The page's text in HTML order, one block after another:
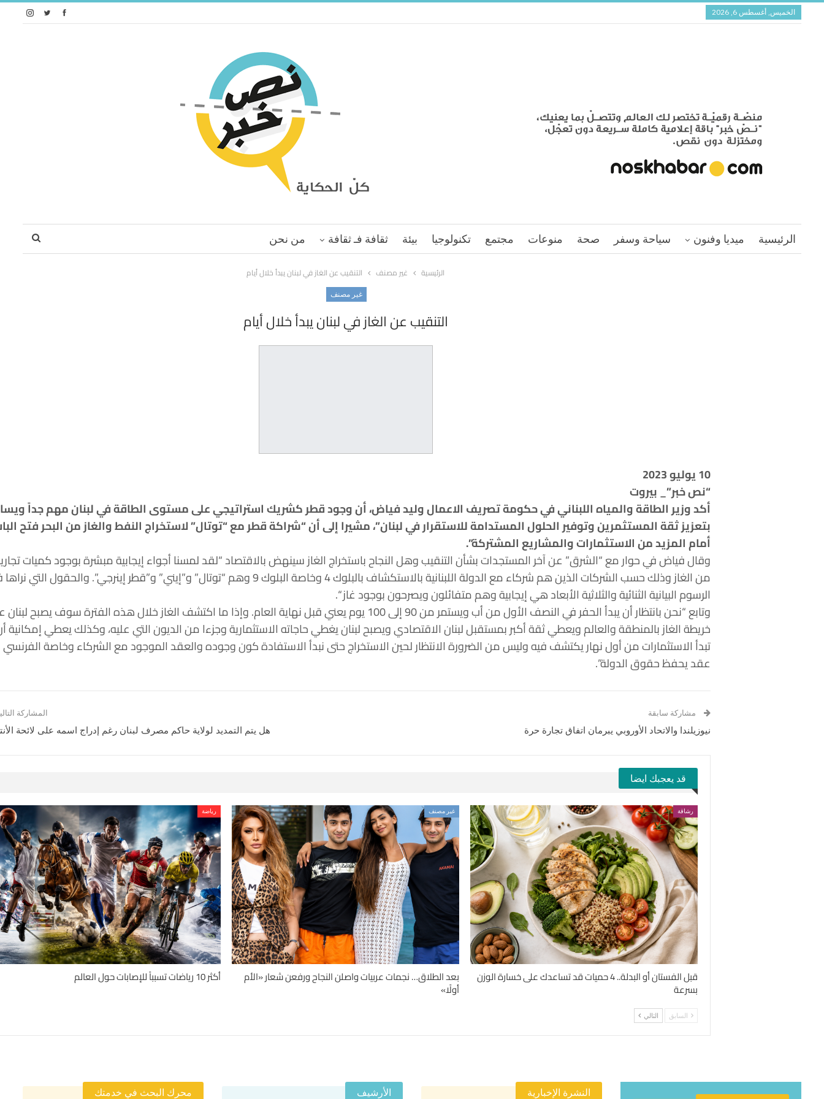
الخميس, أغسطس 6, 2026
الرئيسية ميديا وفنون سياحة وسفر صحة منوعات مجتمع تكنولوجيا بيئة ثقافة فـ ثقافة من نحن
الرئيسية غير مصنف التنقيب عن الغاز في لبنان يبدأ خلال أيام
غير مصنف
التنقيب عن الغاز في لبنان يبدأ خلال أيام
10 يوليو 2023
“نص خبر”_ بيروت
أكد وزير الطاقة والمياه اللبناني في حكومة تصريف الاعمال وليد فياض، أن وجود قطر كشريك استراتيجي على مستوى الطاقة في لبنان مهم جداً
بتعزيز ثقة المستثمرين وتوفير الحلول المستدامة للاستقرار في لبنان”، مشيرا إلى أن “شراكة قطر مع “توتال” لاستخراج النفط والغاز من البحر فتح
أمام المزيد من الاستثمارات والمشاريع المشتركة”.
وقال فياض في حوار مع “الشرق” عن آخر المستجدات بشأن التنقيب وهل النجاح باستخراج الغاز سينهض بالاقتصاد “لقد لمسنا أجواء إيجابية مبشرة بوجود كميات
من الغاز وذلك حسب الشركات الذين هم شركاء مع الدولة اللبنانية بالاستكشاف بالبلوك 4 وخاصة البلوك 9 وهم “توتال” و”إيني” و”قطر إينرجي”. والحقول
الرسوم البيانية الثنائية والثلاثية الأبعاد هي إيجابية وهم متفائلون ويصرحون بوجود غاز “.
وتابع “نحن بانتظار أن يبدأ الحفر في النصف الأول من أب ويستمر من 90 إلى 100 يوم يعني قبل نهاية العام. وإذا ما اكتشف الغاز خلال هذه الفترة سوف يصبح
خريطة الغاز بالمنطقة والعالم ويعطي ثقة أكبر بمستقبل لبنان الاقتصادي ويصبح لبنان يغطي حاجاته الاستثمارية وجزءا من الديون التي عليه، وكذلك يعطي إمكانية
تبدأ الاستثمارات من أول نهار يكتشف فيه وليس من الضرورة الانتظار لحين الاستخراج حتى نبدأ الاستفادة كون وجوده والعقد الموجود مع الشركاء وخاصة
عقد يحفظ حقوق الدولة”.
مشاركة سابقة
نيوزيلندا والاتحاد الأوروبي يبرمان اتفاق تجارة حرة
المشاركة
هل يتم التمديد لولاية حاكم مصرف لبنان رغم إدراج اسمه على لائحة
قد يعجبك ايضا
رشاقة
قبل الفستان أو البدلة.. 4 حميات قد تساعدك على خسارة الوزن
بسرعة
غير مصنف
بعد الطلاق… نجمات عربيات واصلن النجاح ورفعن شعار «الأم
أولًا»
رياضة
أكثر 10 رياضات تسبباً للإصابات حول العالم
السابق التالي
النشرة الإخبارية الأرشيف محرك البحث في خدمتك